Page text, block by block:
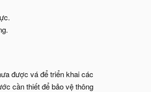
được vá để triển khai các
cần thiết để bảo vệ thông